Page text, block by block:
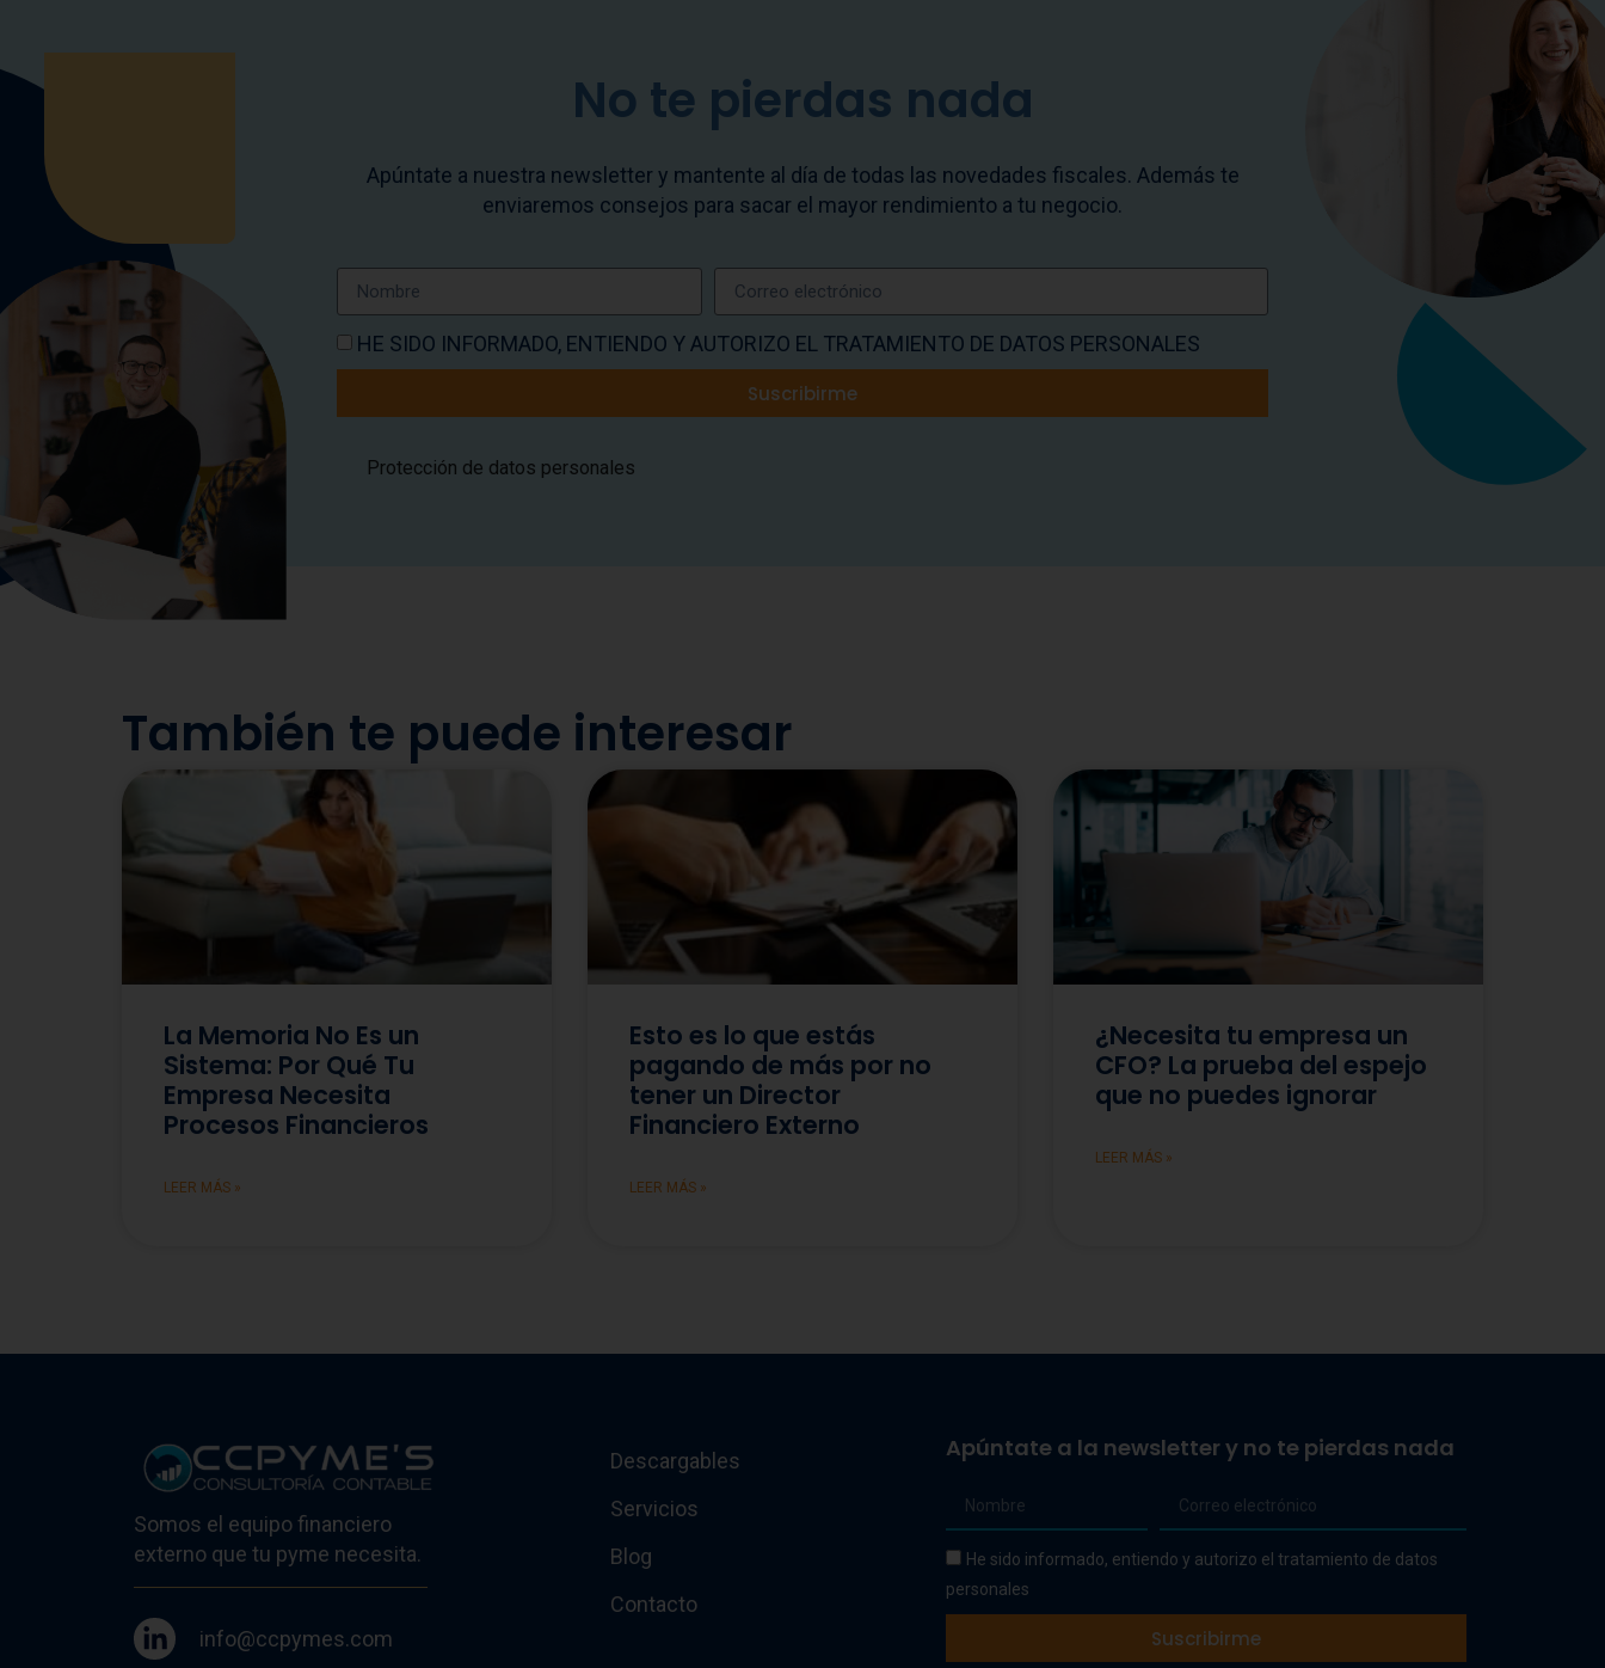
No te pierdas nada
Apúntate a nuestra newsletter y mantente al día de todas las novedades fiscales. Además te
enviaremos consejos para sacar el mayor rendimiento a tu negocio.
HE SIDO INFORMADO, ENTIENDO Y AUTORIZO EL TRATAMIENTO DE DATOS PERSONALES
Suscribirme
Protección de datos personales
También te puede interesar
La Memoria No Es un
Sistema: Por Qué Tu
Empresa Necesita
Procesos Financieros
LEER MÁS »
Esto es lo que estás
pagando de más por no
tener un Director
Financiero Externo
LEER MÁS »
¿Necesita tu empresa un
CFO? La prueba del espejo
que no puedes ignorar
LEER MÁS »
Somos el equipo financiero
externo que tu pyme necesita.
info@ccpymes.com
Descargables
Servicios
Blog
Contacto
Apúntate a la newsletter y no te pierdas nada
He sido informado, entiendo y autorizo el tratamiento de datos
personales
Suscribirme